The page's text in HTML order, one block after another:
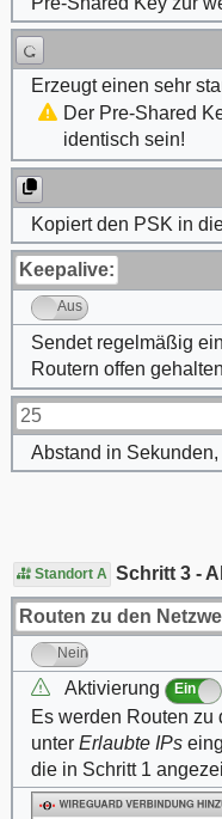
Erzeugt einen sehr
Der Pre-Shared
identisch sein!
Kopiert den PSK in
Keepalive:
Aus
Sendet regelmäßig
Routern offen
25
Abstand in
Standort A Schritt 3 -
Routen zu den
Nein
Aktivierung Ein
Es werden Routen zu
unter Erlaubte IPs
die in Schritt 1